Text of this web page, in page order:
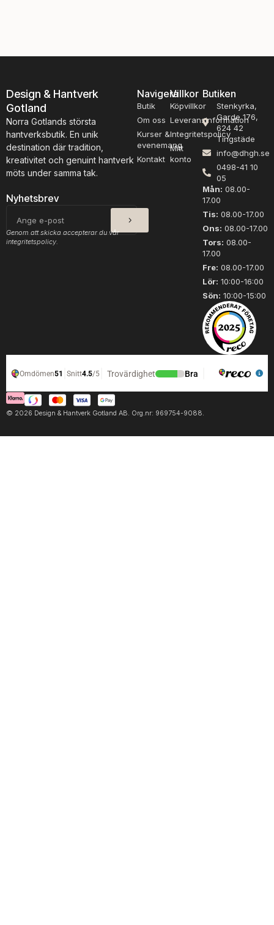
K
p
p
m
ä
n
g
d
K
p
m
g
d
Design & Hantverk
Gotland
Norra Gotlands största
hantverksbutik. En unik
destination där tradition,
kreativitet och genuint hantverk
möts under samma tak.
Nyhetsbrev
post
SKICKA
Genom att skicka accepterar du vår
integritetspolicy.
Navigera
Butik
Om oss
Kurser &
evenemang
Kontakt
Villkor
Köpvillkor
Leveransinformation
Integritetspolicy
Mitt
konto
Butiken
Stenkyrka,
Garde 176,
624 42
Tingstäde
info@dhgh.se
0498-41 10
05
Mån: 08.00-
17.00
Tis: 08.00-17.00
Ons: 08.00-17.00
Tors: 08.00-
17.00
Fre: 08.00-17.00
Lör: 10:00-16:00
Sön: 10:00-15:00
© 2026 Design & Hantverk Gotland AB. Org.nr: 969754-9088.